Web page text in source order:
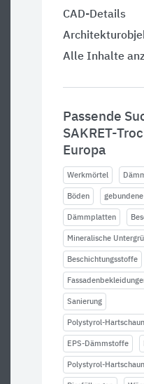
CAD-Details
Alle Inhalte
Passende
SAKRET-
Europa
Werkmörtel
Böden
Dämmplatten
Mineralische
Beschichtungsstoffe
Sanierung
Polystyrol-
EPS-Dämmstoffe
Polystyrol-